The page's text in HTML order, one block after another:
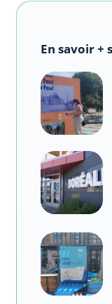
En savoir +